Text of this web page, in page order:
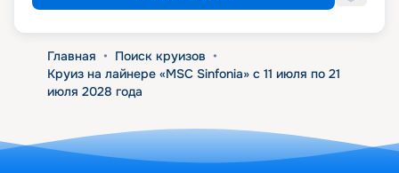
Главная • Поиск круизов •
Круиз на лайнере «MSC Sinfonia» с 11 июля по 21
июля 2028 года